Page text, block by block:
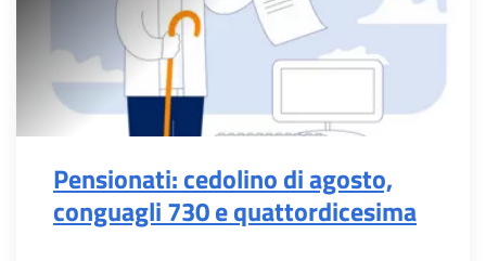
Pensionati: cedolino di agosto,
conguagli 730 e quattordicesima